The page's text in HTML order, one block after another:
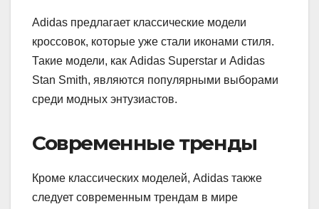
Adidas предлагает классические модели
кроссовок, которые уже стали иконами стиля.
Такие модели, как Adidas Superstar и Adidas
Stan Smith, являются популярными выборами
среди модных энтузиастов.
Современные тренды
Кроме классических моделей, Adidas также
следует современным трендам в мире